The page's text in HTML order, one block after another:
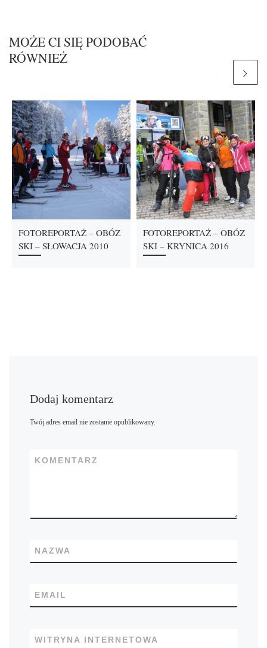
MOŻE CI SIĘ PODOBAĆ
RÓWNIEŻ
FOTOREPORTAŻ – OBÓZ
SKI – SŁOWACJA 2010
FOTOREPORTAŻ – OBÓZ
SKI – KRYNICA 2016
Dodaj komentarz
Twój adres email nie zostanie opublikowany.
KOMENTARZ
NAZWA
EMAIL
WITRYNA INTERNETOWA